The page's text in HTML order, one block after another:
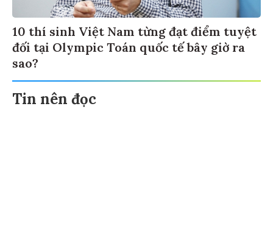
10 thí sinh Việt Nam từng đạt điểm tuyệt
đối tại Olympic Toán quốc tế bây giờ ra
sao?
Tin nên đọc